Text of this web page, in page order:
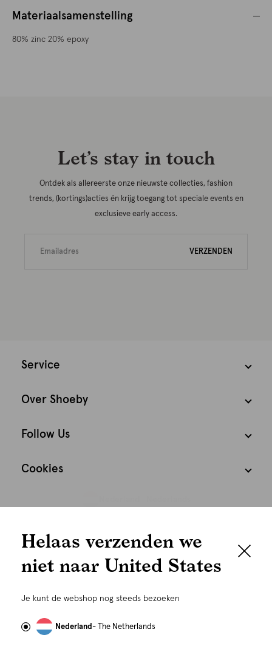
graag persoonlijk
gebruiken wij cookies en daarmee vergelijkbare
om advertenties te personaliseren...
Materiaalsamenstelling
80% zinc 20% epoxy
Let’s stay in touch
Ontdek als allereerste onze nieuwste collecties, fashion
trends, (kortings)acties én krijg toegang tot speciale events en
exclusieve early access.
VERZENDEN
Service
Over Shoeby
Follow Us
Cookies
Helaas verzenden we
niet naar United States
Je kunt de webshop nog steeds bezoeken
Nederland- The Netherlands